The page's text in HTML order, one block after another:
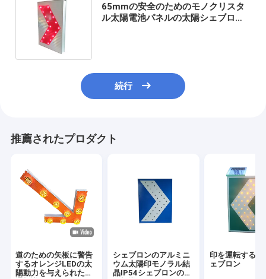
65mmの安全のためのモノクリスタ
ル太陽電池パネルの太陽シェブロン
続行
推薦されたプロダクト
道のための矢板に警告
するオレンジLEDの太
陽動力を与えられた交
シェブロンのアルミニ
ウム太陽印モノラル結
晶IP54シェブロンの道
印を運転する
ェブロン